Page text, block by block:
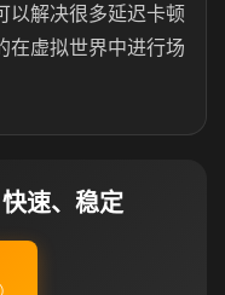
以解决很多延迟卡顿
在虚拟世界中进行场
速、稳定